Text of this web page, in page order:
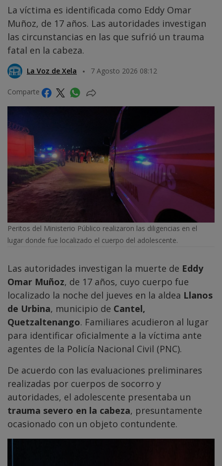
La víctima es identificada como Eddy Omar
Muñoz, de 17 años. Las autoridades investigan
las circunstancias en las que sufrió un trauma
fatal en la cabeza.
La Voz de Xela 7 Agosto 2026 08:12
Comparte
Peritos del Ministerio Público realizaron las diligencias en el
lugar donde fue localizado el cuerpo del adolescente.
Las autoridades investigan la muerte de Eddy
Omar Muñoz, de 17 años, cuyo cuerpo fue
localizado la noche del jueves en la aldea Llanos
de Urbina, municipio de Cantel,
Quetzaltenango. Familiares acudieron al lugar
para identificar oficialmente a la víctima ante
agentes de la Policía Nacional Civil (PNC).
De acuerdo con las evaluaciones preliminares
realizadas por cuerpos de socorro y
autoridades, el adolescente presentaba un
trauma severo en la cabeza, presuntamente
ocasionado con un objeto contundente.